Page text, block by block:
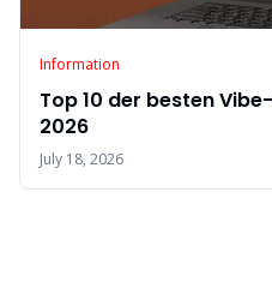
Information
Top 10 der besten
2026
July 18, 2026